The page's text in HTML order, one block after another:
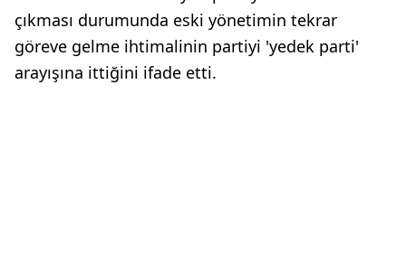
çıkması durumunda eski yönetimin tekrar
göreve gelme ihtimalinin partiyi 'yedek parti'
arayışına ittiğini ifade etti.